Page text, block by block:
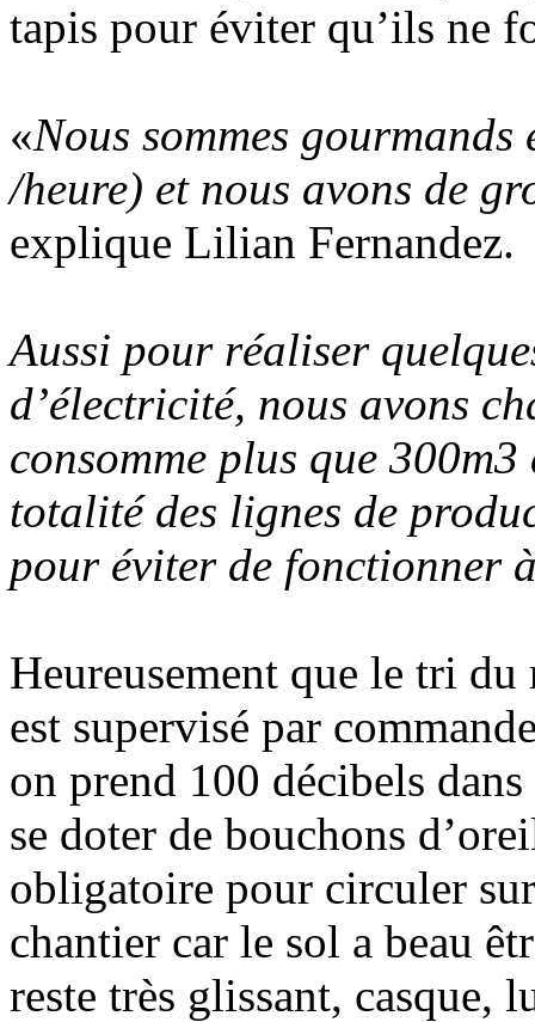
tapis pour éviter qu’ils ne
«Nous sommes
/heure) et nous avons de
explique Lilian Fernandez.
Aussi pour réaliser
d’électricité, nous avons
consomme plus que
totalité des lignes de
pour éviter de fonctionner
Heureusement que le tri
est supervisé par
on prend 100 décibels
se doter de bouchons
obligatoire pour circuler
chantier car le sol a beau
reste très glissant, casque,